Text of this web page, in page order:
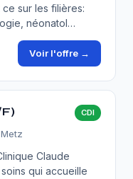
sur les filières:
néonatol…
Voir l'offre →
CDI
Claude
qui accueille